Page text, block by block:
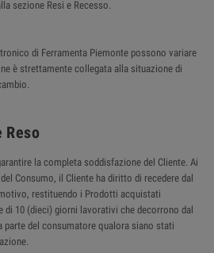
sezione Resi e Recesso.
di Ferramenta Piemonte possono variare
è strettamente collegata alla situazione di
Reso
la completa soddisfazione del Cliente. Ai
Consumo, il Cliente ha diritto di recedere dal
restituendo i Prodotti acquistati
10 (dieci) giorni lavorativi che decorrono dal
parte del consumatore qualora siano stati